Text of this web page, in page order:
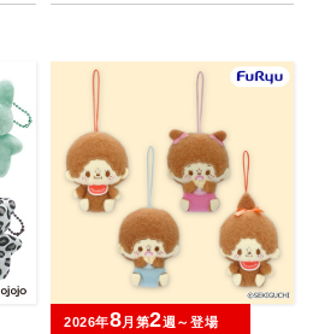
2026年8月第2週～登場